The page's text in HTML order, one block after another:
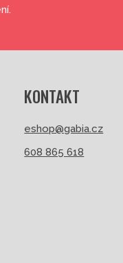
KONTAKT
eshop@gabia.cz
608 865 618